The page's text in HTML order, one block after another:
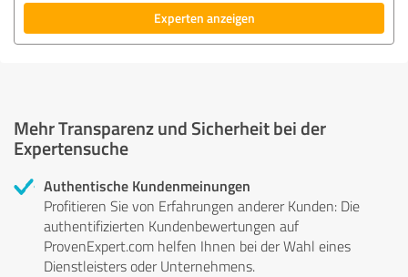
Experten anzeigen
Mehr Transparenz und Sicherheit bei der
Expertensuche
Authentische Kundenmeinungen
Profitieren Sie von Erfahrungen anderer Kunden: Die
authentifizierten Kundenbewertungen auf
ProvenExpert.com helfen Ihnen bei der Wahl eines
Dienstleisters oder Unternehmens.